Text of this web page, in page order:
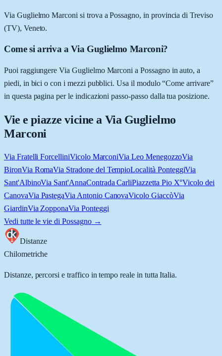
Via Guglielmo Marconi si trova a Possagno, in provincia di Treviso
(TV), Veneto.
Come si arriva a Via Guglielmo Marconi?
Puoi raggiungere Via Guglielmo Marconi a Possagno in auto, a
piedi, in bici o con i mezzi pubblici. Usa il modulo “Come arrivare”
in questa pagina per le indicazioni passo-passo dalla tua posizione.
Vie e piazze vicine a Via Guglielmo
Marconi
Via Fratelli ForcelliniVicolo MarconiVia Leo MenegozzoVia
BironVia RomaVia Stradone del TempioLocalità PonteggiVia
Sant'AlbinoVia Sant'AnnaContrada CarliPiazzetta Pio X°Vicolo dei
CanovaVia PastegaVia Antonio CanovaVicolo GiaccòVia
GiardinVia ZopponaVia Ponteggi
Vedi tutte le vie di Possagno→
Distanze
Chilometriche
Distanze, percorsi e traffico in tempo reale in tutta Italia.